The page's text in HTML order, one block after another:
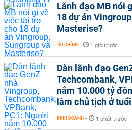
Lãnh đạo MB nói
18 dự án
Masterise?
TÀI CHÍNH - 1 giờ trước
Dàn lãnh đạo
Techcombank,
nắm 10.000 tỷ
làm chủ tịch ở
KINH DOANH - 1 phút trước